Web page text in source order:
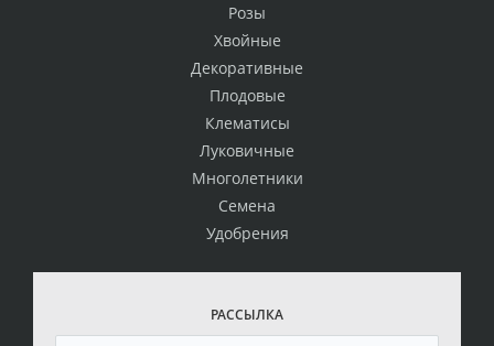
Розы
Хвойные
Декоративные
Плодовые
Клематисы
Луковичные
Многолетники
Семена
Удобрения
РАССЫЛКА